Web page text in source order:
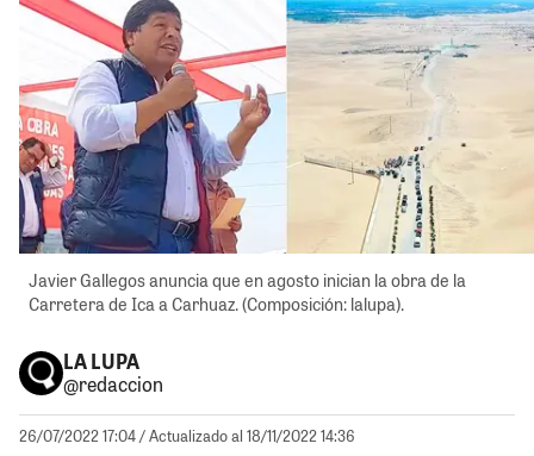
Javier Gallegos anuncia que en agosto inician la obra de la
Carretera de Ica a Carhuaz. (Composición: lalupa).
LA LUPA
@redaccion
26/07/2022 17:04/ Actualizado al 18/11/2022 14:36